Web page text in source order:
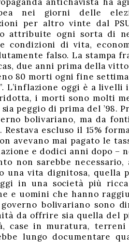
0
nei giorni delle
per altro vinte dal
attribuite ogni sorta di
condizioni di vita,
falso. La stampa
due anni prima della
80 morti ogni fine
L’inflazione oggi è a
i morti sono molti
peggio di prima del ’98.
bolivariano, ma da
escluso il 15%
avevano mai pagato le
e dodici anni dopo –
non sarebbe
una vita dignitosa, quella
in una società più
e uomini che hanno
bolivariano sono
da offrire sia quella del
case in muratura,
lungo documentare